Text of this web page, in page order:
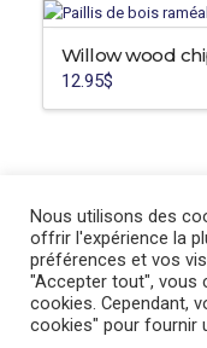
Willow wood
12.95$
Nous utilisons des
offrir l'expérience la
préférences et vos
"Accepter tout", vous
cookies. Cependant,
cookies" pour fournir